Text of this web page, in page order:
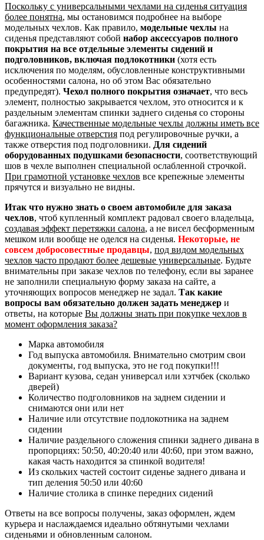
Поскольку с универсальными чехлами на сиденья ситуация
более понятна, мы остановимся подробнее на выборе
модельных чехлов. Как правило, модельные чехлы на
сиденья представляют собой набор аксессуаров полного
покрытия на все отдельные элементы сидений и
подголовников, включая подлокотники (хотя есть
исключения по моделям, обусловленные конструктивными
особенностями салона, но об этом Вас обязательно
предупредят). Чехол полного покрытия означает, что весь
элемент, полностью закрывается чехлом, это относится и к
раздельным элементам спинки заднего сиденья со стороны
багажника. Качественные модельные чехлы должны иметь все
функциональные отверстия под регулировочные ручки, а
также отверстия под подголовники. Для сидений
оборудованных подушками безопасности, соответствующий
шов в чехле выполнен специальной ослабленной строчкой.
При грамотной установке чехлов все крепежные элементы
прячутся и визуально не видны.
Итак что нужно знать о своем автомобиле для заказа
чехлов, чтоб купленный комплект радовал своего владельца,
создавая эффект перетяжки салона, а не висел бесформенным
мешком или вообще не оделся на сиденья. Некоторые, не
совсем добросовестные продавцы, под видом модельных
чехлов часто продают более дешевые универсальные. Будьте
внимательны при заказе чехлов по телефону, если вы заранее
не заполнили специальную форму заказа на сайте, а
уточняющих вопросов менеджер не задал. Так какие
вопросы вам обязательно должен задать менеджер и
ответы, на которые Вы должны знать при покупке чехлов в
момент оформления заказа?
Марка автомобиля
Год выпуска автомобиля. Внимательно смотрим свои
документы, год выпуска, это не год покупки!!!
Вариант кузова, седан универсал или хэтчбек (сколько
дверей)
Количество подголовников на заднем сидении и
снимаются они или нет
Наличие или отсутствие подлокотника на заднем
сидении
Наличие раздельного сложения спинки заднего дивана в
пропорциях: 50:50, 40:20:40 или 40:60, при этом важно,
какая часть находится за спинкой водителя!
Из скольких частей состоит сиденье заднего дивана и
тип деления 50:50 или 40:60
Наличие столика в спинке передних сидений
Ответы на все вопросы получены, заказ оформлен, ждем
курьера и наслаждаемся идеально обтянутыми чехлами
сиденьями и обновленным салоном.